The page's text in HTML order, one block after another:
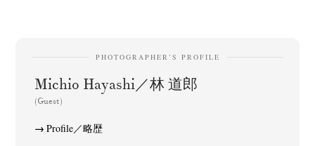
PHOTOGRAPHER’S PROFILE
Michio Hayashi／林 道郎
(Guest)
Profile／略歴